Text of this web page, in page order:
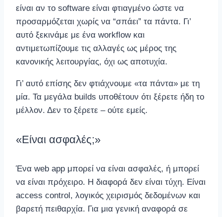
είναι αν το software είναι φτιαγμένο ώστε να
προσαρμόζεται χωρίς να “σπάει” τα πάντα. Γι’
αυτό ξεκινάμε με ένα workflow και
αντιμετωπίζουμε τις αλλαγές ως μέρος της
κανονικής λειτουργίας, όχι ως αποτυχία.
Γι’ αυτό επίσης δεν φτιάχνουμε «τα πάντα» με τη
μία. Τα μεγάλα builds υποθέτουν ότι ξέρετε ήδη το
μέλλον. Δεν το ξέρετε – ούτε εμείς.
«Είναι ασφαλές;»
Ένα web app μπορεί να είναι ασφαλές, ή μπορεί
να είναι πρόχειρο. Η διαφορά δεν είναι τύχη. Είναι
access control, λογικός χειρισμός δεδομένων και
βαρετή πειθαρχία. Για μια γενική αναφορά σε